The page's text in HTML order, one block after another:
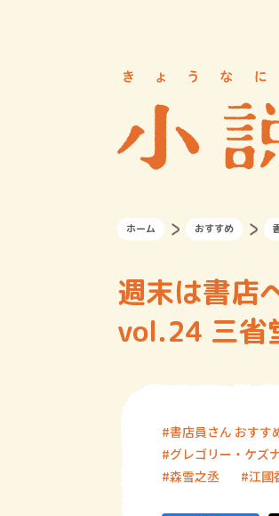
ホーム おすすめ
週末は書店
vol.24 三省
書店員さん おすす
グレゴリー・ケズ
森雪之丞
江國